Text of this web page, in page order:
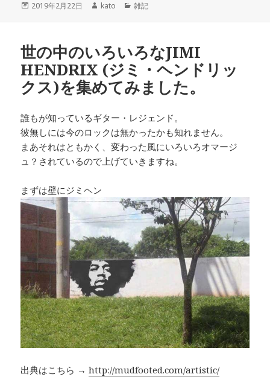
投
2019年2月22日
作
kato
カ
ー
雑記
世の中のいろいろなJIMI
HENDRIX (ジミ・ヘンドリッ
クス)を集めてみました。
誰もが知っているギター・レジェンド。
彼無しには今のロックは無かったかも知れません。
まあそれはともかく、変わった風にいろいろオマージ
ュ？されているので上げていきますね。
まずは壁にジミヘン
出典はこちら →http://mudfooted.com/artistic/